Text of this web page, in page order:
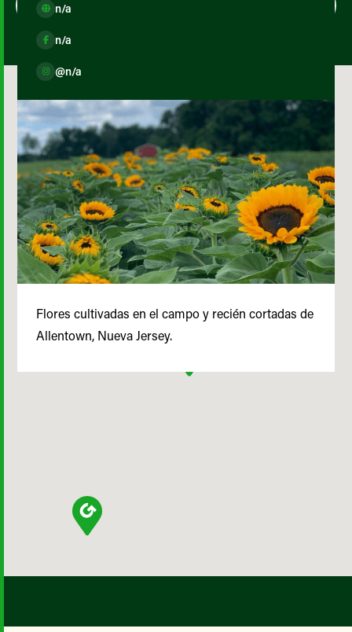
n/a
n/a
@n/a
Flores cultivadas en el campo y recién cortadas de
Allentown, Nueva Jersey.